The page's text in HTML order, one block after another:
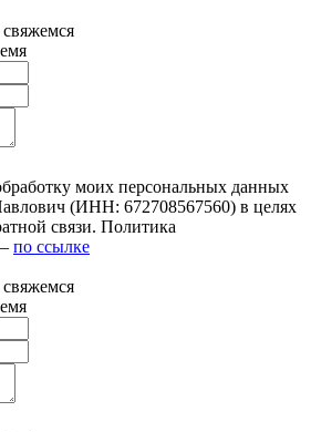
моих персональных данных
(ИНН: 672708567560) в целях
связи. Политика
по ссылке